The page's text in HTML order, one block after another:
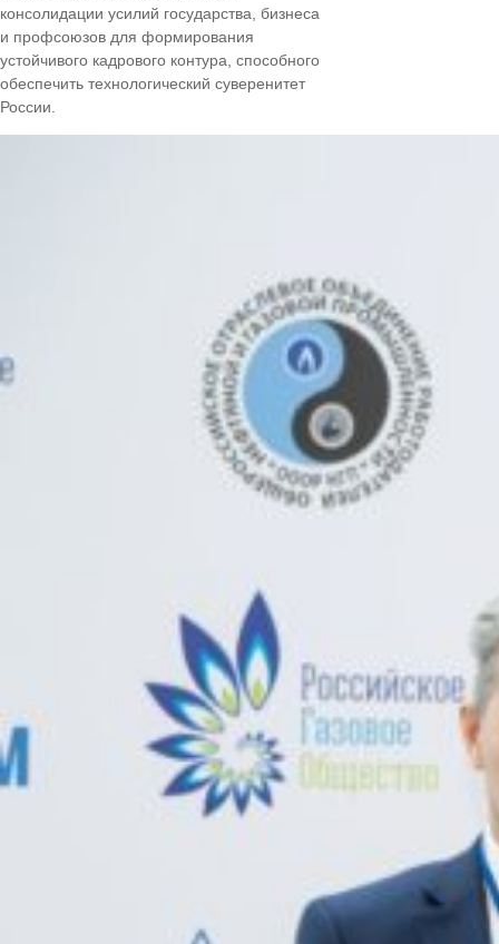
консолидации усилий государства, бизнеса
и профсоюзов для формирования
устойчивого кадрового контура, способного
обеспечить технологический суверенитет
России.